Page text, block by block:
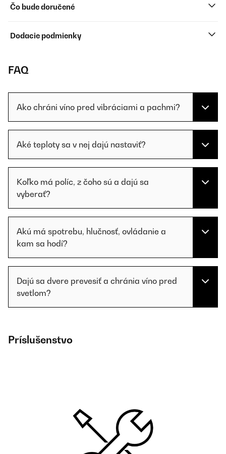
Čo bude doručené
Dodacie podmienky
FAQ
Ako chráni víno pred vibráciami a pachmi?
Aké teploty sa v nej dajú nastaviť?
Koľko má políc, z čoho sú a dajú sa
vyberať?
Akú má spotrebu, hlučnosť, ovládanie a
kam sa hodí?
Dajú sa dvere prevesiť a chránia víno pred
svetlom?
Príslušenstvo